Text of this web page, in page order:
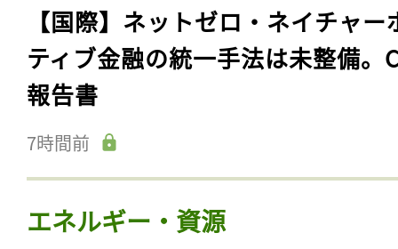
【国際】ネットゼロ・ネイチャー
ティブ金融の統一手法は未整備。
報告書
7時間前
エネルギー・資源